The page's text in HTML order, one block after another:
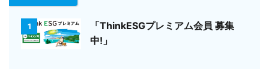
1
「ThinkESGプレミアム会員 募集
中!」